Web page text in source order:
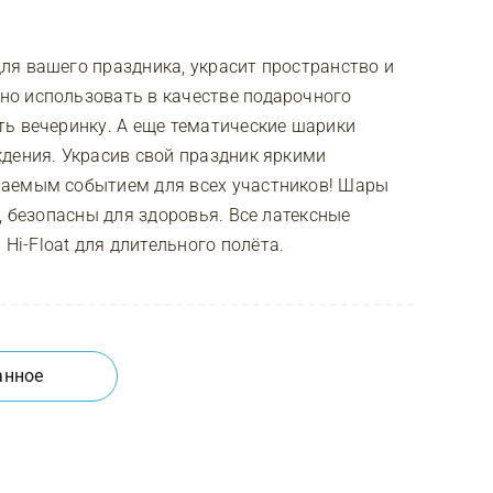
вашего праздника, украсит пространство и
в качестве подарочного
вечеринку. А еще тематические шарики
Украсив свой праздник яркими
событием для всех участников! Шары
безопасны для здоровья. Все латексные
Float для длительного полёта.